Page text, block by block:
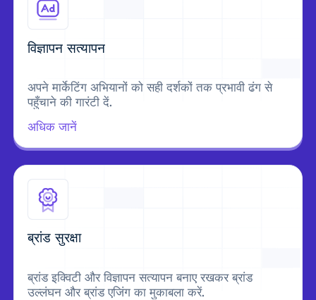
विज्ञापन सत्यापन
अपने मार्केटिंग अभियानों को सही दर्शकों तक प्रभावी ढंग से
पहुँचाने की गारंटी दें.
अधिक जानें
ब्रांड सुरक्षा
ब्रांड इक्विटी और विज्ञापन सत्यापन बनाए रखकर ब्रांड
उल्लंघन और ब्रांड एजिंग का मुकाबला करें.